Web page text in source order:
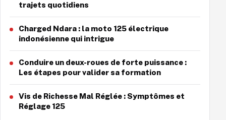
trajets quotidiens
Charged Ndara : la moto 125 électrique
indonésienne qui intrigue
Conduire un deux-roues de forte puissance :
Les étapes pour valider sa formation
Vis de Richesse Mal Réglée : Symptômes et
Réglage 125